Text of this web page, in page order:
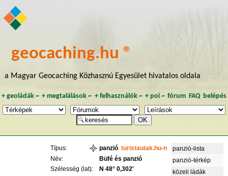
geocaching.hu ®
a Magyar Geocaching Közhasznú Egyesület hivatalos oldala
+ geoládák~ +megtalálások ~ + felhasználók~ + poi~ fórum FAQ belépés
Típus: panzió turistautak.hu-n
Név:
Büfé és panzió
Szélesség (lat):
N 48° 0,302'
panzió-lista
panzió-térkép
közeli ládák